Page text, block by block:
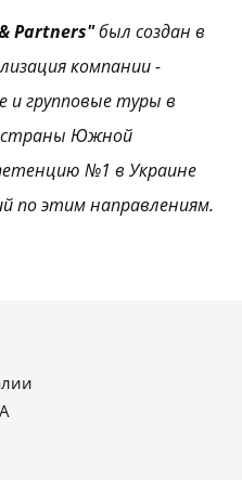
Partners"был создан в
компании -
и групповые туры в
страны Южной
№1 в Украине
по этим направлениям.